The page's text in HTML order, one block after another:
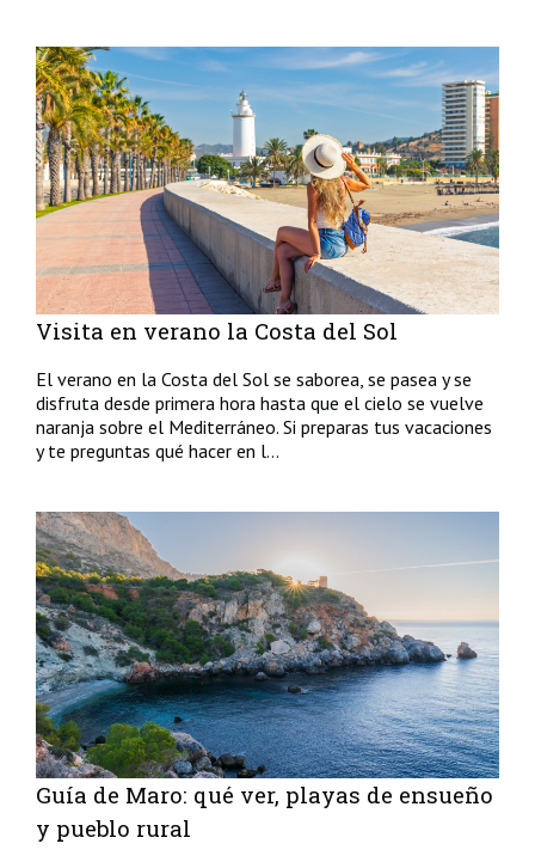
Visita en verano la Costa del Sol
El verano en la Costa del Sol se saborea, se pasea y se
disfruta desde primera hora hasta que el cielo se vuelve
naranja sobre el Mediterráneo. Si preparas tus vacaciones
y te preguntas qué hacer en l...
Guía de Maro: qué ver, playas de ensueño
y pueblo rural